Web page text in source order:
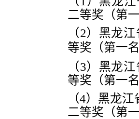
二等奖（第
（2）黑龙
等奖（第一
（3）黑龙
等奖（第一
（4）黑龙
二等奖（第